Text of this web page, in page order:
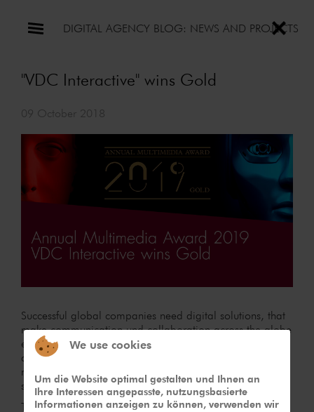
DIGITAL AGENCY BLOG: NEWS AND PROJECTS
"VDC Interactive" wins Gold
09 October 2018
Successful global companies need digital solutions, that
make communication und collaboration across the globe
easier. With"VDC Interactive"
deliver virtual product presentations, make virtual
meetings and collaborate in virtual
showrooms worldwide.
The first Annual Multimedia Award was held in 1996.
We use cookies
Um die Website optimal gestalten und Ihnen an
Ihre Interessen angepasste, nutzungsbasierte
Informationen anzeigen zu können, verwenden wir